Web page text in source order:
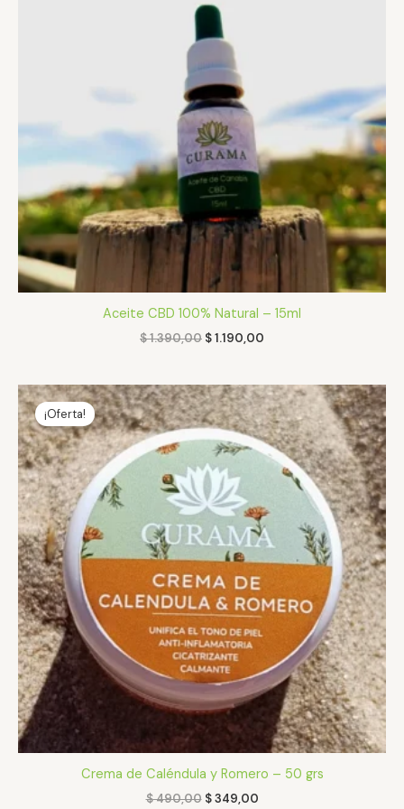
Aceite CBD 100% Natural – 15ml
$1.390,00 $1.190,00
¡Oferta!
Crema de Caléndula y Romero – 50 grs
$490,00
El
precio
original
era:
$ 490,00.
$349,00
El
precio
actual
es:
$ 349,00.